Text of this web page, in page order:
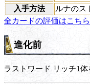
入手方法
ルナのス
全カードの評価はこちら
進化前
ラストワード リッチ1体